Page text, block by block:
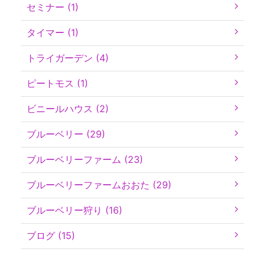
セミナー (1)
タイマー (1)
トライガーデン (4)
ピートモス (1)
ビニールハウス (2)
ブルーベリー (29)
ブルーベリーファーム (23)
ブルーベリーファームおおた (29)
ブルーベリー狩り (16)
ブログ (15)